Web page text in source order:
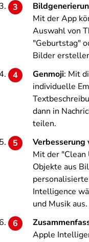
Mit der App
Auswahl von
"Geburtstag"
Bilder
Genmoji: Mit
individuelle
dann in
teilen.
Verbesserung
Mit der "Clean
Objekte aus
Intelligence
und Musik aus.
Apple